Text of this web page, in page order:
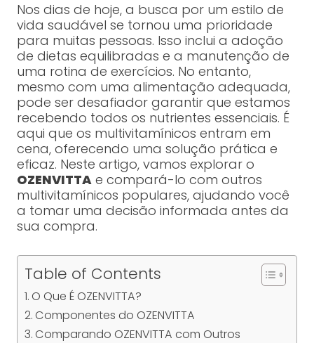
Nos dias de hoje, a busca por um estilo de
vida saudável se tornou uma prioridade
para muitas pessoas. Isso inclui a adoção
de dietas equilibradas e a manutenção de
uma rotina de exercícios. No entanto,
mesmo com uma alimentação adequada,
pode ser desafiador garantir que estamos
recebendo todos os nutrientes essenciais. É
aqui que os multivitamínicos entram em
cena, oferecendo uma solução prática e
eficaz. Neste artigo, vamos explorar o
OZENVITTAe compará-lo com outros
multivitamínicos populares, ajudando você
a tomar uma decisão informada antes da
sua compra.
Table of Contents
O Que É OZENVITTA?
Componentes do OZENVITTA
Comparando OZENVITTA com Outros